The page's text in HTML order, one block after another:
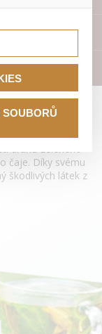
Tianshi
druhů zeleného
čaje. Díky svému
škodlivých látek z